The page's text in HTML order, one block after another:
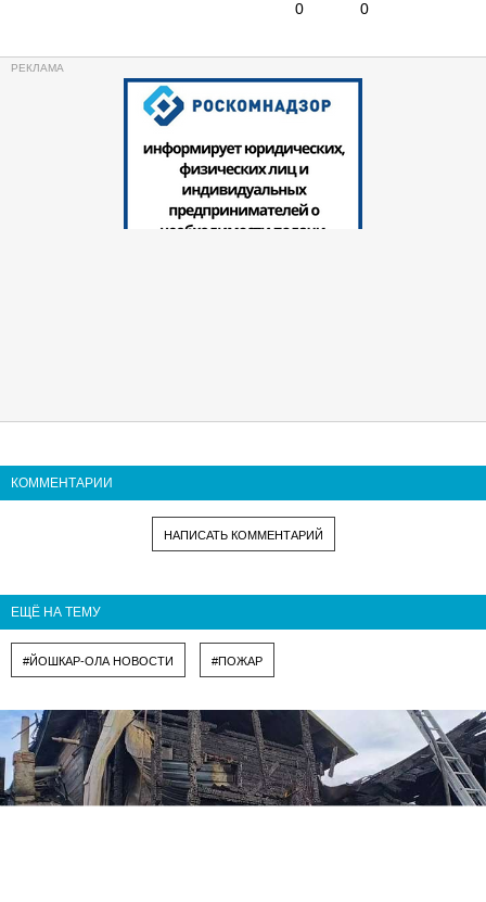
0
0
КОММЕНТАРИИ
НАПИСАТЬ КОММЕНТАРИЙ
ЕЩЁ НА ТЕМУ
#ЙОШКАР-ОЛА НОВОСТИ #ПОЖАР